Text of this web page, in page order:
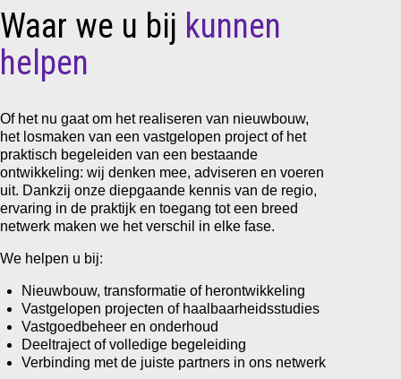
Waar we u bij kunnen
helpen
Of het nu gaat om het realiseren van nieuwbouw,
het losmaken van een vastgelopen project of het
praktisch begeleiden van een bestaande
ontwikkeling: wij denken mee, adviseren en voeren
uit. Dankzij onze diepgaande kennis van de regio,
ervaring in de praktijk en toegang tot een breed
netwerk maken we het verschil in elke fase.
We helpen u bij:
Nieuwbouw, transformatie of herontwikkeling
Vastgelopen projecten of haalbaarheidsstudies
Vastgoedbeheer en onderhoud
Deeltraject of volledige begeleiding
Verbinding met de juiste partners in ons netwerk